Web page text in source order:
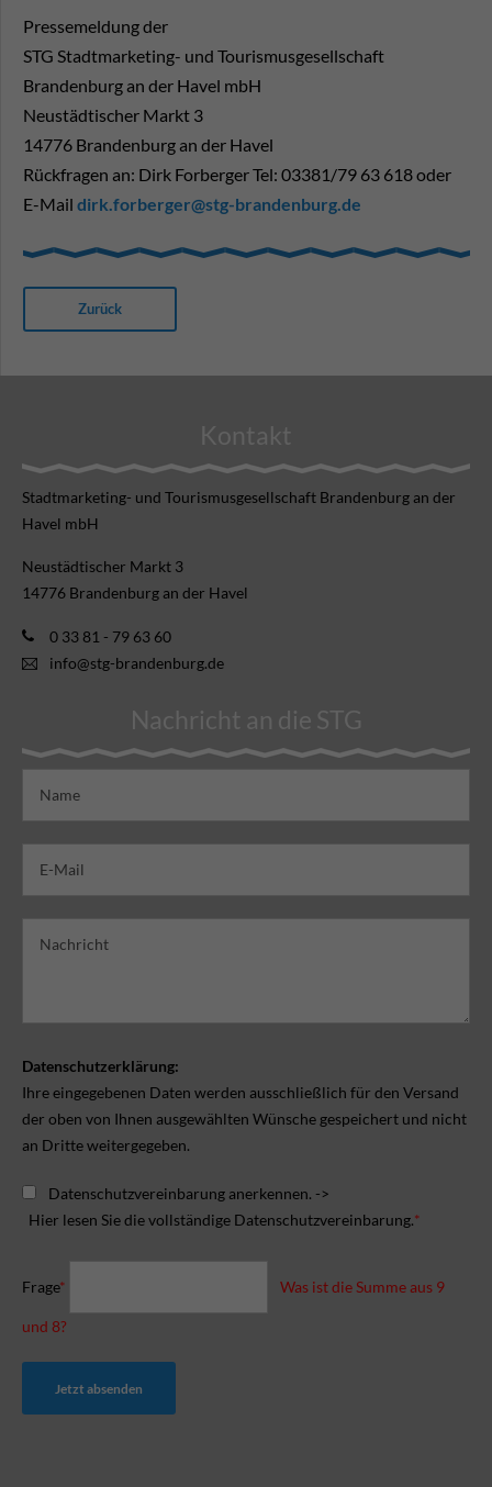
Pressemeldung der
STG Stadtmarketing- und Tourismusgesellschaft
Brandenburg an der Havel mbH
Neustädtischer Markt 3
14776 Brandenburg an der Havel
Rückfragen an: Dirk Forberger Tel: 03381/79 63 618 oder
E-Mail dirk.forberger@stg-brandenburg.de
Zurück
Kontakt
Stadtmarketing- und Tourismusgesellschaft Brandenburg an der
Havel mbH
Neustädtischer Markt 3
14776 Brandenburg an der Havel
0 33 81 - 79 63 60
info@stg-brandenburg.de
Nachricht an die STG
Datenschutzerklärung:
Ihre eingegebenen Daten werden ausschließlich für den Versand
der oben von Ihnen ausgewählten Wünsche gespeichert und nicht
an Dritte weitergegeben.
Datenschutzvereinbarung anerkennen. ->
Hier lesen Sie die vollständige Datenschutzvereinbarung.*
Frage* Was ist die Summe aus 9
und 8?
Jetzt absenden